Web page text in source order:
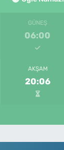
GÜNEŞ
06:00
AKŞAM
20:06